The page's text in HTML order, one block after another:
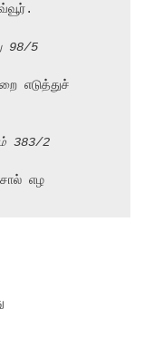
98/5
எடுத்துச்
383/2
எழ